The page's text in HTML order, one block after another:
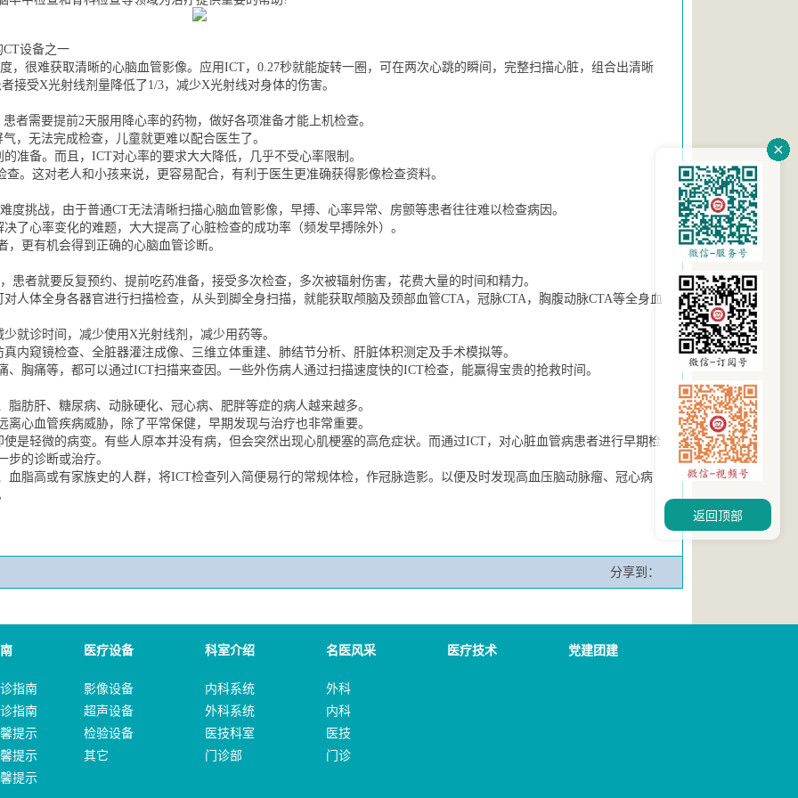
CT设备之一
，很难获取清晰的心脑血管影像。应用ICT，0.27秒就能旋转一圈，可在两次心跳的瞬间，完整扫描心脏，组合出清晰
接受X光射线剂量降低了1/3，减少X光射线对身体的伤害。
者需要提前2天服用降心率的药物，做好各项准备才能上机检查。
，无法完成检查，儿童就更难以配合医生了。
准备。而且，ICT对心率的要求大大降低，几乎不受心率限制。
。这对老人和小孩来说，更容易配合，有利于医生更准确获得影像检查资料。
度挑战，由于普通CT无法清晰扫描心脑血管影像，早搏、心率异常、房颤等患者往往难以检查病因。
了心率变化的难题，大大提高了心脏检查的成功率（频发早搏除外）。
更有机会得到正确的心脑血管诊断。
患者就要反复预约、提前吃药准备，接受多次检查，多次被辐射伤害，花费大量的时间和精力。
人体全身各器官进行扫描检查，从头到脚全身扫描，就能获取颅脑及颈部血管CTA，冠脉CTA，胸腹动脉CTA等全身血
就诊时间，减少使用X光射线剂，减少用药等。
内窥镜检查、全脏器灌注成像、三维立体重建、肺结节分析、肝脏体积测定及手术模拟等。
胸痛等，都可以通过ICT扫描来查因。一些外伤病人通过扫描速度快的ICT检查，能赢得宝贵的抢救时间。
肪肝、糖尿病、动脉硬化、冠心病、肥胖等症的病人越来越多。
心血管疾病威胁，除了平常保健，早期发现与治疗也非常重要。
是轻微的病变。有些人原本并没有病，但会突然出现心肌梗塞的高危症状。而通过ICT，对心脏血管病患者进行早期检
的诊断或治疗。
血脂高或有家族史的人群，将ICT检查列入简便易行的常规体检，作冠脉造影。以便及时发现高血压脑动脉瘤、冠心病
分享到：
医疗设备 科室介绍 名医风采 医疗技术 党建团建
指南
指南
提示
提示
提示
影像设备
超声设备
检验设备
其它
内科系统
外科系统
医技科室
门诊部
外科
内科
医技
门诊
返回顶部